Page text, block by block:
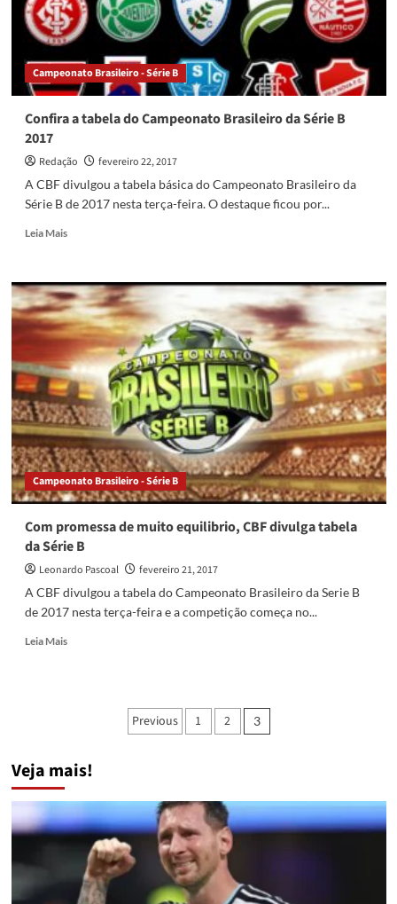
pagamento
de
cotas
de
TV
Campeonato Brasileiro - Série B
Confira a tabela do Campeonato Brasileiro da Série B
2017
Redação
fevereiro 22, 2017
A CBF divulgou a tabela básica do Campeonato Brasileiro da
Série B de 2017 nesta terça-feira. O destaque ficou por...
Leia MaisRead
Confira
a
tabela
do
Campeonato
Brasileiro
da
Série
B
2017
Campeonato Brasileiro - Série B
Com promessa de muito equilibrio, CBF divulga tabela
da Série B
Leonardo Pascoal
fevereiro 21, 2017
A CBF divulgou a tabela do Campeonato Brasileiro da Serie B
de 2017 nesta terça-feira e a competição começa no...
Leia MaisRead
CBF
tabela
da
Paginação
Previous 1 2 3
Veja mais!